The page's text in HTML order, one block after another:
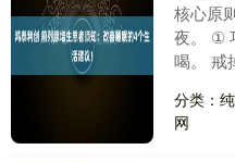
核心原
夜。 ①
喝。 戒
淡 避
食物。
分类：
网